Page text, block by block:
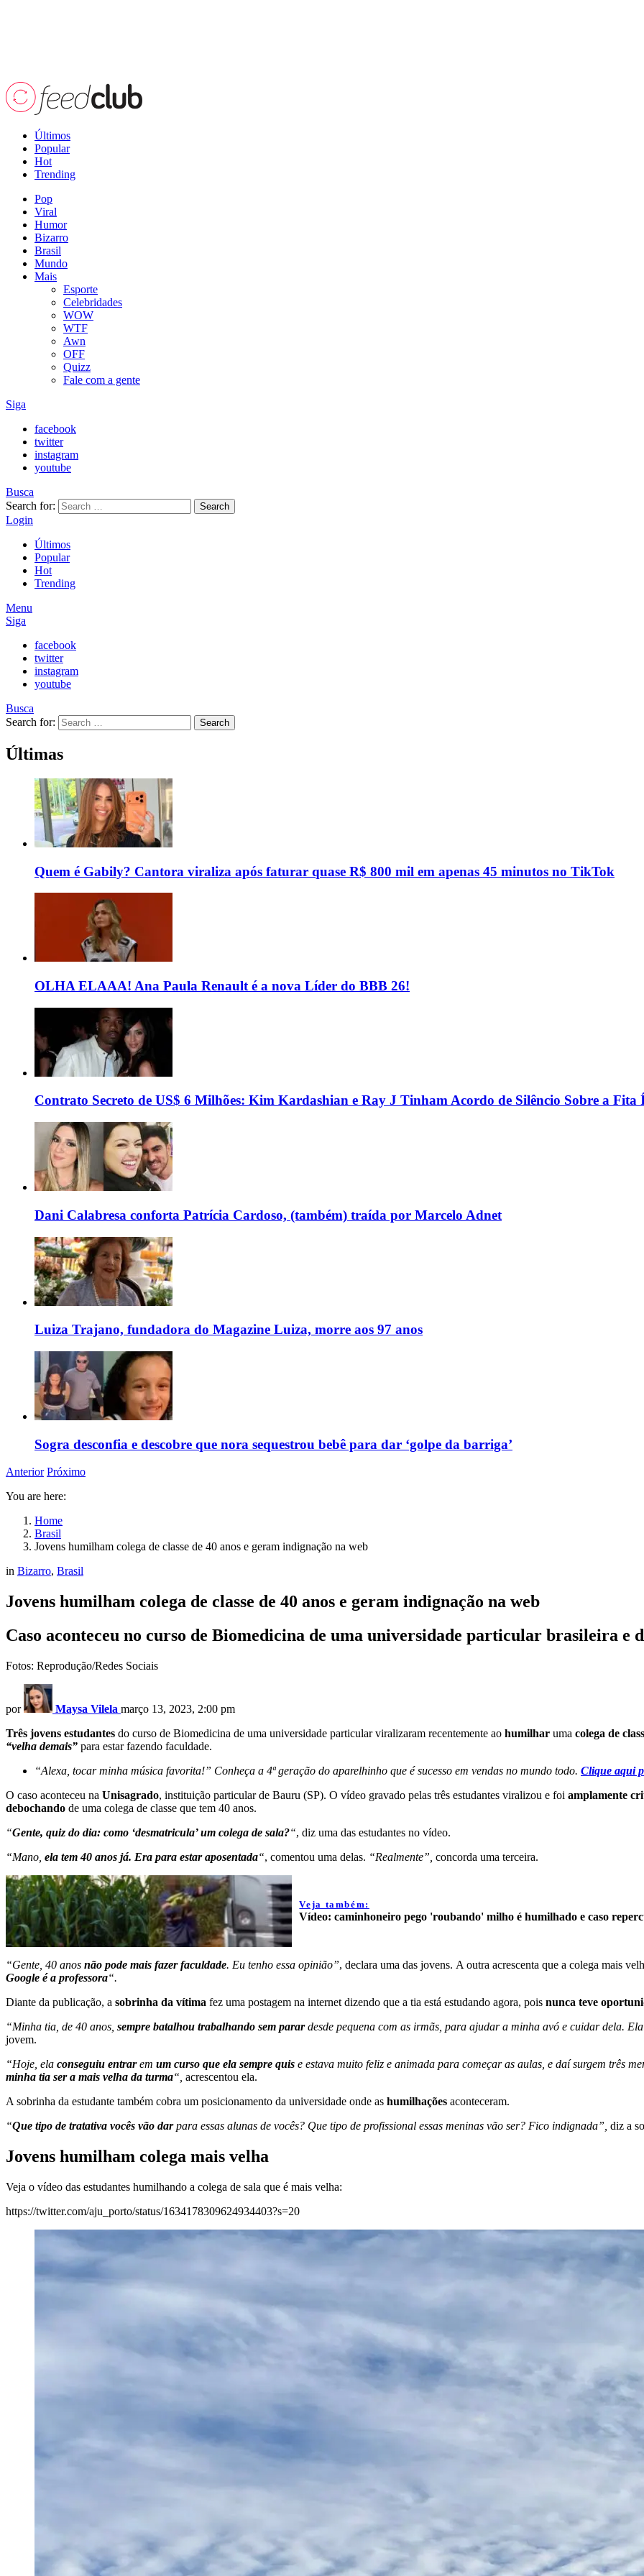
Últimos
Popular
Hot
Trending
Pop
Viral
Humor
Bizarro
Brasil
Mundo
Mais
Esporte
Celebridades
WOW
WTF
Awn
OFF
Quizz
Fale com a gente
Siga
facebook
twitter
instagram
youtube
Busca
Search for:
Search
Login
Últimos
Popular
Hot
Trending
Menu
Siga
facebook
twitter
instagram
youtube
Busca
Search for:
Search
Últimas
Quem é Gabily? Cantora viraliza após faturar quase R$ 800 mil em apenas 45 minutos no TikTok
OLHA ELAAA! Ana Paula Renault é a nova Líder do BBB 26!
Contrato Secreto de US$ 6 Milhões: Kim Kardashian e Ray J Tinham Acordo de Silêncio Sobre a Fita
Dani Calabresa conforta Patrícia Cardoso, (também) traída por Marcelo Adnet
Luiza Trajano, fundadora do Magazine Luiza, morre aos 97 anos
Sogra desconfia e descobre que nora sequestrou bebê para dar ‘golpe da barriga’
Anterior Próximo
You are here:
Home
Brasil
Jovens humilham colega de classe de 40 anos e geram indignação na web
in Bizarro, Brasil
Jovens humilham colega de classe de 40 anos e geram indignação na web
Caso aconteceu no curso de Biomedicina de uma universidade particular brasileira e
Fotos: Reprodução/Redes Sociais
por Maysa Vilela março 13, 2023, 2:00 pm
Três jovens estudantes do curso de Biomedicina de uma universidade particular viralizaram recentemente ao humilhar uma colega de
“velha demais” para estar fazendo faculdade.
“Alexa, tocar minha música favorita!” Conheça a 4ª geração do aparelhinho que é sucesso em vendas no mundo todo. Clique aqui
O caso aconteceu na Unisagrado, instituição particular de Bauru (SP). O vídeo gravado pelas três estudantes viralizou e foi amplamente
debochando de uma colega de classe que tem 40 anos.
“Gente, quiz do dia: como ‘desmatricula’ um colega de sala?“, diz uma das estudantes no vídeo.
“Mano, ela tem 40 anos já. Era para estar aposentada“, comentou uma delas. “Realmente”, concorda uma terceira.
Veja também:
Vídeo: caminhoneiro pego 'roubando' milho é humilhado e caso
“Gente, 40 anos não pode mais fazer faculdade. Eu tenho essa opinião”, declara uma das jovens. A outra acrescenta que a colega mais
Google é a professora“.
Diante da publicação, a sobrinha da vítima fez uma postagem na internet dizendo que a tia está estudando agora, pois nunca teve
“Minha tia, de 40 anos, sempre batalhou trabalhando sem parardesde pequena com as irmãs, para ajudar a minha avó e cuidar dela. Ela
jovem.
“Hoje, ela conseguiu entrarem um curso que ela sempre quis e estava muito feliz e animada para começar as aulas, e daí surgem três
minha tia ser a mais velha da turma“, acrescentou ela.
A sobrinha da estudante também cobra um posicionamento da universidade onde as humilhações aconteceram.
“Que tipo de tratativa vocês vão darpara essas alunas de vocês? Que tipo de profissional essas meninas vão ser? Fico indignada”, diz a
Jovens humilham colega mais velha
Veja o vídeo das estudantes humilhando a colega de sala que é mais velha:
https://twitter.com/aju_porto/status/1634178309624934403?s=20